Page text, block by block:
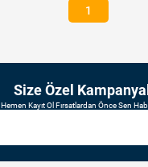
1
Size Özel
Hemen Kayıt Ol Fırsatlardan Önce Sen